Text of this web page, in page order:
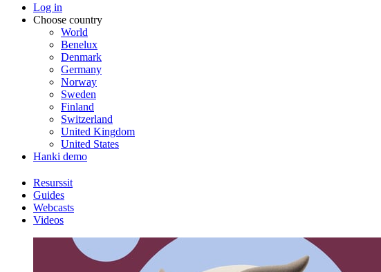
Log in
Choose country
World
Benelux
Denmark
Germany
Norway
Sweden
Finland
Switzerland
United Kingdom
United States
Hanki demo
Resurssit
Guides
Webcasts
Videos